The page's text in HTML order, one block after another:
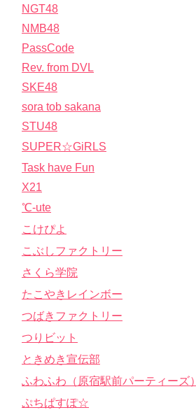
NGT48
NMB48
PassCode
Rev. from DVL
SKE48
sora tob sakana
STU48
SUPER☆GiRLS
Task have Fun
X21
℃-ute
こけぴよ
こぶしファクトリー
さくら学院
たこやきレインボー
つばきファクトリー
つりビット
ときめき宣伝部
ふわふわ（原宿駅前パーティーズ）
ぷちぱすぽ☆